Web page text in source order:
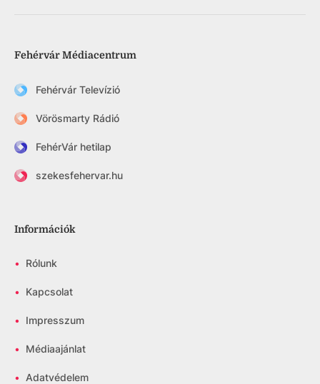
Fehérvár Médiacentrum
Fehérvár Televízió
Vörösmarty Rádió
FehérVár hetilap
szekesfehervar.hu
Információk
• Rólunk
• Kapcsolat
• Impresszum
• Médiaajánlat
• Adatvédelem